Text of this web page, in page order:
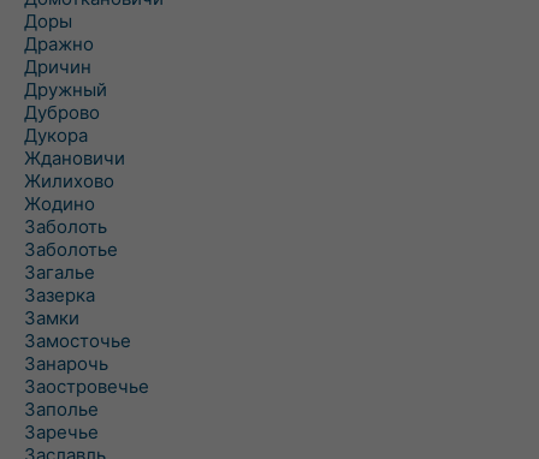
Доры
Дражно
Дричин
Дружный
Дуброво
Дукора
Ждановичи
Жилихово
Жодино
Заболоть
Заболотье
Загалье
Зазерка
Замки
Замосточье
Занарочь
Заостровечье
Заполье
Заречье